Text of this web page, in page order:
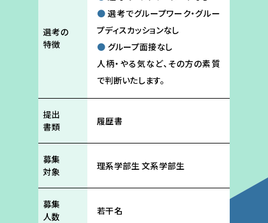
選考の
特徴
● 選考でグループワーク・グルー
プディスカッションなし
● グループ面接なし
人柄・やる気など、その方の素質
で判断いたします。
提出
書類
履歴書
募集
対象
理系学部生 文系学部生
募集
人数
若干名